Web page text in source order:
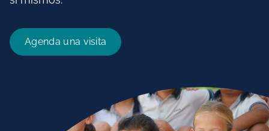
Agenda una visita